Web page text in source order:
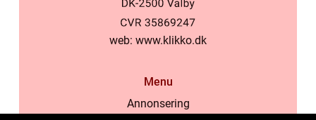
web: www.klikko.dk
Menu
Annonsering